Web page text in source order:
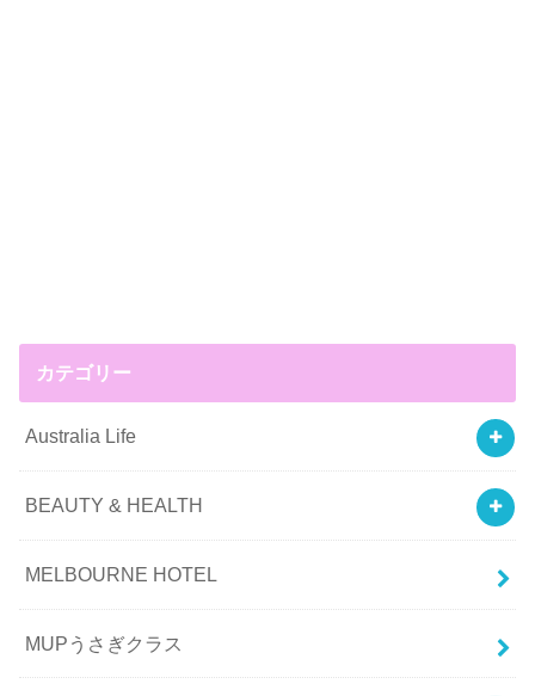
カテゴリー
Australia Life
BEAUTY & HEALTH
MELBOURNE HOTEL
MUPうさぎクラス